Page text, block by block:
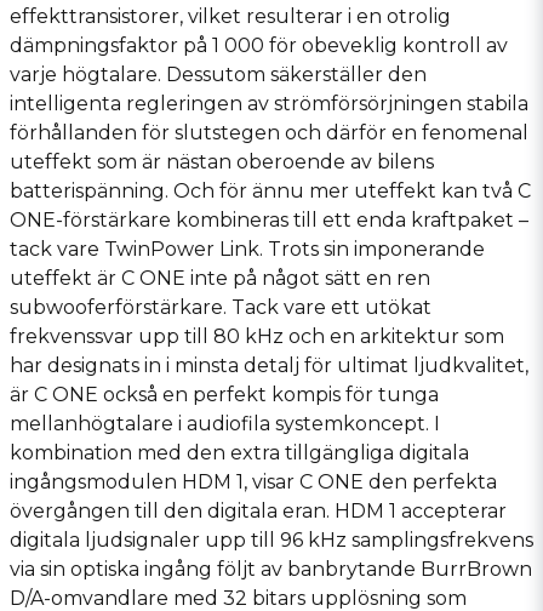
effekttransistorer, vilket resulterar i en otrolig
dämpningsfaktor på 1 000 för obeveklig kontroll av
varje högtalare. Dessutom säkerställer den
intelligenta regleringen av strömförsörjningen stabila
förhållanden för slutstegen och därför en fenomenal
uteffekt som är nästan oberoende av bilens
batterispänning. Och för ännu mer uteffekt kan två C
ONE-förstärkare kombineras till ett enda kraftpaket –
tack vare TwinPower Link. Trots sin imponerande
uteffekt är C ONE inte på något sätt en ren
subwooferförstärkare. Tack vare ett utökat
frekvenssvar upp till 80 kHz och en arkitektur som
har designats in i minsta detalj för ultimat ljudkvalitet,
är C ONE också en perfekt kompis för tunga
mellanhögtalare i audiofila systemkoncept. I
kombination med den extra tillgängliga digitala
ingångsmodulen HDM 1, visar C ONE den perfekta
övergången till den digitala eran. HDM 1 accepterar
digitala ljudsignaler upp till 96 kHz samplingsfrekvens
via sin optiska ingång följt av banbrytande BurrBrown
D/A-omvandlare med 32 bitars upplösning som